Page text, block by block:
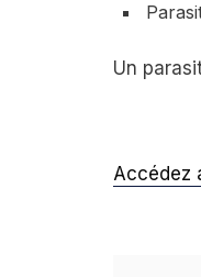
Un
Accédez